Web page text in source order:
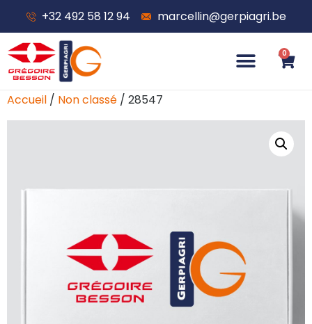
+32 492 58 12 94 marcellin@gerpiagri.be
0
Accueil / Non classé / 28547